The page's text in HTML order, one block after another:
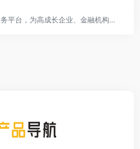
创业邦作为国际创新生态服务平台，为高成长企业、金融机构、产业园区、地方政府提供全方位的媒体资讯、数字会展、数据研究、创新咨询、教育培训、资本对接等服务。